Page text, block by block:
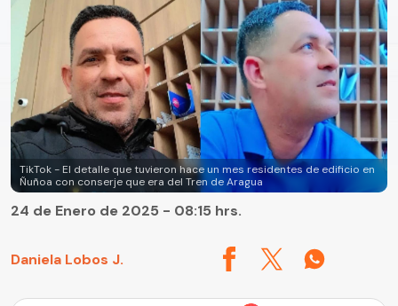
TikTok - El detalle que tuvieron hace un mes residentes de edificio en
Ñuñoa con conserje que era del Tren de Aragua
Daniela Lobos J.
24 de Enero de 2025 - 08:15 hrs.